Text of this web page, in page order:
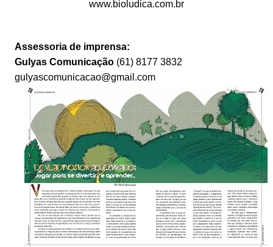
www.bioludica.com.br
Assessoria de imprensa:
Gulyas Comunicação(61) 8177 3832
gulyascomunicacao@gmail.com